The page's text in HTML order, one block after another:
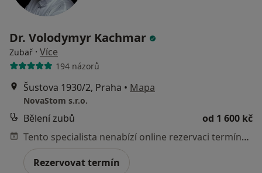
Dr. Volodymyr Kachmar
Zubař · Více
194 názorů
Šustova 1930/2, Praha • Mapa
NovaStom s.r.o.
Bělení zubů
od 1 600 kč
Tento specialista nenabízí online rezervaci termínu na této adrese.
Rezervovat termín